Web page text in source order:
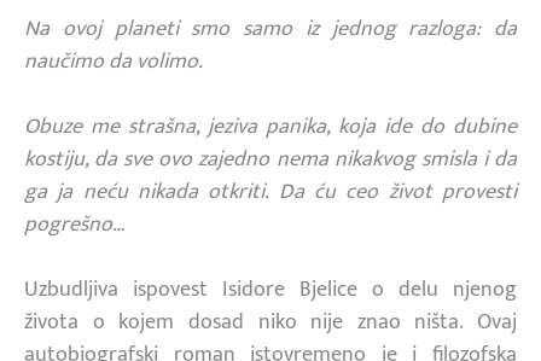
Na ovoj planeti smo samo iz jednog razloga: da
naučimo da volimo.
Obuze me strašna, jeziva panika, koja ide do dubine
kostiju, da sve ovo zajedno nema nikakvog smisla i da
ga ja neću nikada otkriti. Da ću ceo život provesti
pogrešno…
Uzbudljiva ispovest Isidore Bjelice o delu njenog
života o kojem dosad niko nije znao ništa. Ovaj